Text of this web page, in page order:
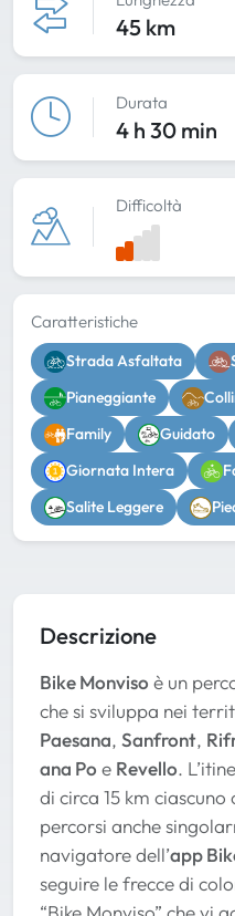
45 km
Durata
4 h 30 min
Difficoltà
Caratteristiche
Strada Asfaltata
Pianeggiante
Family
Guidato
Giornata Intera
Salite Leggere
Descrizione
Bike Monviso è un
che si sviluppa nei
Paesana, Sanfront,
ana Po e Revello.
di circa 15 km ciascuno
percorsi anche
navigatore dell’app
seguire le frecce di